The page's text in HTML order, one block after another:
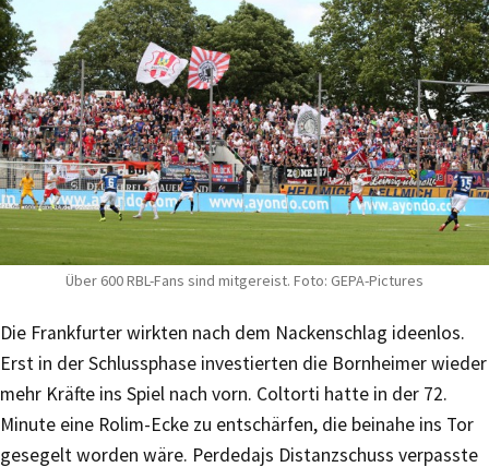
Über 600 RBL-Fans sind mitgereist. Foto: GEPA-Pictures
Die Frankfurter wirkten nach dem Nackenschlag ideenlos.
Erst in der Schlussphase investierten die Bornheimer wieder
mehr Kräfte ins Spiel nach vorn. Coltorti hatte in der 72.
Minute eine Rolim-Ecke zu entschärfen, die beinahe ins Tor
gesegelt worden wäre. Perdedajs Distanzschuss verpasste